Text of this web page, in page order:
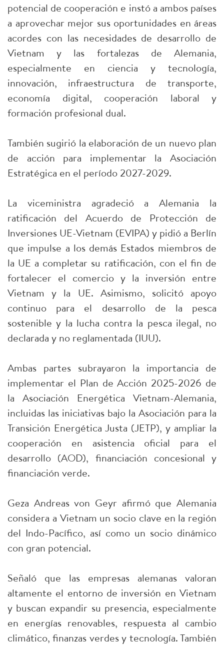
potencial de cooperación e instó a ambos países
a aprovechar mejor sus oportunidades en áreas
acordes con las necesidades de desarrollo de
Vietnam y las fortalezas de Alemania,
especialmente en ciencia y tecnología,
innovación, infraestructura de transporte,
economía digital, cooperación laboral y
formación profesional dual.
También sugirió la elaboración de un nuevo plan
de acción para implementar la Asociación
Estratégica en el período 2027-2029.
La viceministra agradeció a Alemania la
ratificación del Acuerdo de Protección de
Inversiones UE-Vietnam (EVIPA) y pidió a Berlín
que impulse a los demás Estados miembros de
la UE a completar su ratificación, con el fin de
fortalecer el comercio y la inversión entre
Vietnam y la UE. Asimismo, solicitó apoyo
continuo para el desarrollo de la pesca
sostenible y la lucha contra la pesca ilegal, no
declarada y no reglamentada (IUU).
Ambas partes subrayaron la importancia de
implementar el Plan de Acción 2025-2026 de
la Asociación Energética Vietnam-Alemania,
incluidas las iniciativas bajo la Asociación para la
Transición Energética Justa (JETP), y ampliar la
cooperación en asistencia oficial para el
desarrollo (AOD), financiación concesional y
financiación verde.
Geza Andreas von Geyr afirmó que Alemania
considera a Vietnam un socio clave en la región
del Indo-Pacífico, así como un socio dinámico
con gran potencial.
Señaló que las empresas alemanas valoran
altamente el entorno de inversión en Vietnam
y buscan expandir su presencia, especialmente
en energías renovables, respuesta al cambio
climático, finanzas verdes y tecnología. También